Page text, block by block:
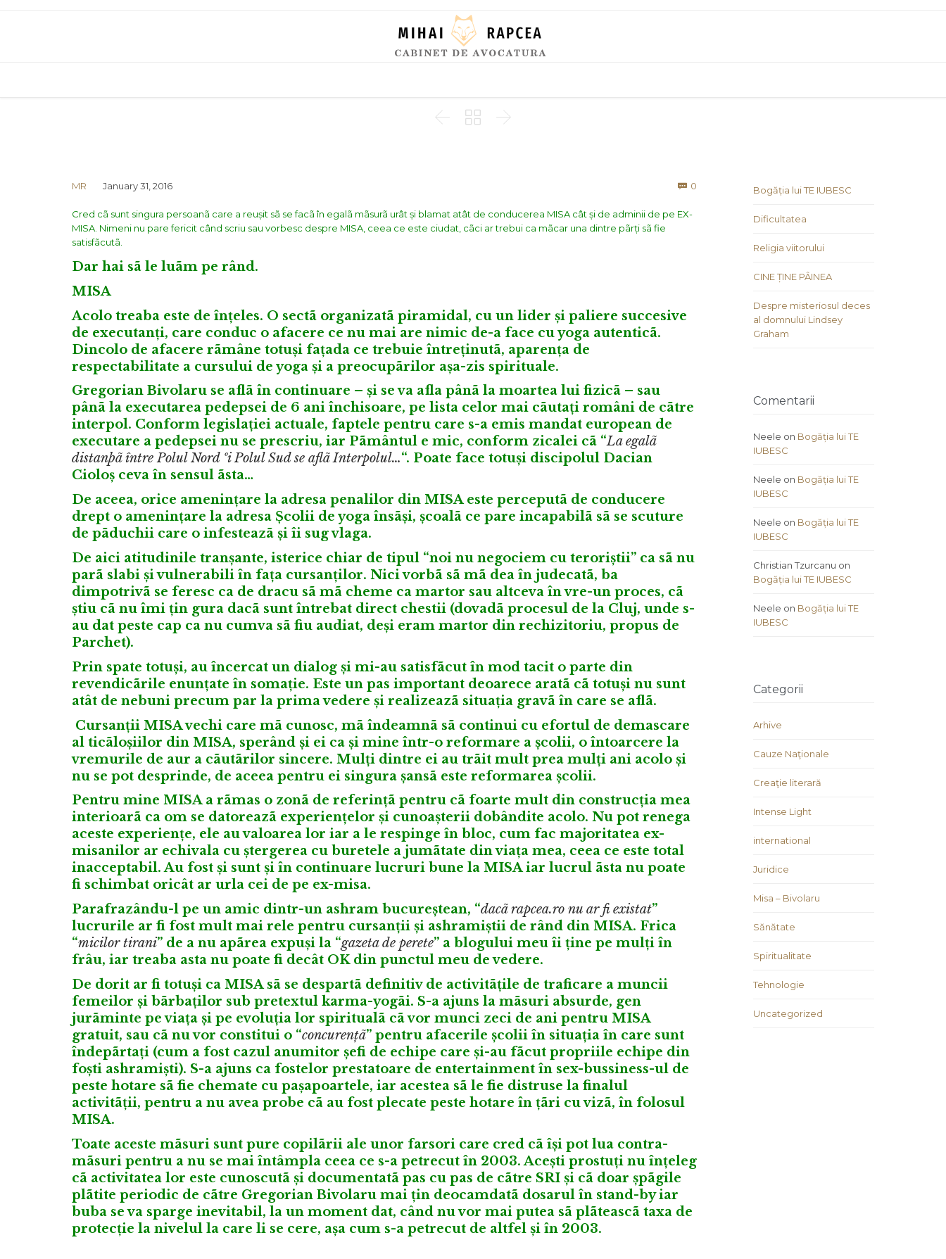
  
MR January 31, 2016  0
Cred cã sunt singura persoanã care a reușit sã se facã în egalã mãsurã urât și blamat atât de conducerea MISA cât și de adminii de pe EX-
MISA. Nimeni nu pare fericit când scriu sau vorbesc despre MISA, ceea ce este ciudat, cãci ar trebui ca mãcar una dintre pãrți sã fie
satisfãcutã.
Dar hai sã le luãm pe rând.
MISA
Acolo treaba este de înțeles. O sectã organizatã piramidal, cu un lider și paliere succesive
de executanți, care conduc o afacere ce nu mai are nimic de-a face cu yoga autenticã.
Dincolo de afacere rãmâne totuși fațada ce trebuie întreținutã, aparența de
respectabilitate a cursului de yoga și a preocupãrilor așa-zis spirituale.
Gregorian Bivolaru se aflã în continuare – și se va afla pânã la moartea lui fizicã – sau
pânã la executarea pedepsei de 6 ani închisoare, pe lista celor mai cãutați români de cãtre
interpol. Conform legislației actuale, faptele pentru care s-a emis mandat european de
executare a pedepsei nu se prescriu, iar Pãmântul e mic, conform zicalei cã “La egalã
distanþã între Polul Nord ºi Polul Sud se aflã Interpolul…“. Poate face totuși discipolul Dacian
Cioloș ceva în sensul ãsta…
De aceea, orice amenințare la adresa penalilor din MISA este perceputã de conducere
drept o amenințare la adresa Școlii de yoga însãși, școalã ce pare incapabilã sã se scuture
de pãduchii care o infesteazã și îi sug vlaga.
De aici atitudinile tranșante, isterice chiar de tipul “noi nu negociem cu teroriștii” ca sã nu
parã slabi și vulnerabili în fața cursanților. Nici vorbã sã mã dea în judecatã, ba
dimpotrivã se feresc ca de dracu sã mã cheme ca martor sau altceva în vre-un proces, cã
știu cã nu îmi țin gura dacã sunt întrebat direct chestii (dovadã procesul de la Cluj, unde s-
au dat peste cap ca nu cumva sã fiu audiat, deși eram martor din rechizitoriu, propus de
Parchet).
Prin spate totuși, au încercat un dialog și mi-au satisfãcut în mod tacit o parte din
revendicãrile enunțate în somație. Este un pas important deoarece aratã cã totuși nu sunt
atât de nebuni precum par la prima vedere și realizeazã situația gravã în care se aflã.
Cursanții MISA vechi care mã cunosc, mã îndeamnã sã continui cu efortul de demascare
al ticãloșiilor din MISA, sperând și ei ca și mine într-o reformare a școlii, o întoarcere la
vremurile de aur a cãutãrilor sincere. Mulți dintre ei au trãit mult prea mulți ani acolo și
nu se pot desprinde, de aceea pentru ei singura șansã este reformarea școlii.
Pentru mine MISA a rãmas o zonã de referințã pentru cã foarte mult din construcția mea
interioarã ca om se datoreazã experiențelor și cunoașterii dobândite acolo. Nu pot renega
aceste experiențe, ele au valoarea lor iar a le respinge în bloc, cum fac majoritatea ex-
misanilor ar echivala cu ștergerea cu buretele a jumãtate din viața mea, ceea ce este total
inacceptabil. Au fost și sunt și în continuare lucruri bune la MISA iar lucrul ãsta nu poate
fi schimbat oricât ar urla cei de pe ex-misa.
Parafrazându-l pe un amic dintr-un ashram bucureștean, “dacã rapcea.ro nu ar fi existat”
lucrurile ar fi fost mult mai rele pentru cursanții și ashramiștii de rând din MISA. Frica
“micilor tirani” de a nu apãrea expuși la “gazeta de perete” a blogului meu îi ține pe mulți în
frâu, iar treaba asta nu poate fi decât OK din punctul meu de vedere.
De dorit ar fi totuși ca MISA sã se despartã definitiv de activitãțile de traficare a muncii
femeilor și bãrbaților sub pretextul karma-yogãi. S-a ajuns la mãsuri absurde, gen
jurãminte pe viața și pe evoluția lor spiritualã cã vor munci zeci de ani pentru MISA
gratuit, sau cã nu vor constitui o “concurențã” pentru afacerile școlii în situația în care sunt
îndepãrtați (cum a fost cazul anumitor șefi de echipe care și-au fãcut propriile echipe din
foști ashramiști). S-a ajuns ca fostelor prestatoare de entertainment în sex-bussiness-ul de
peste hotare sã fie chemate cu pașapoartele, iar acestea sã le fie distruse la finalul
activitãții, pentru a nu avea probe cã au fost plecate peste hotare în țãri cu vizã, în folosul
MISA.
Toate aceste mãsuri sunt pure copilãrii ale unor farsori care cred cã își pot lua contra-
mãsuri pentru a nu se mai întâmpla ceea ce s-a petrecut în 2003. Acești prostuți nu înțeleg
cã activitatea lor este cunoscutã și documentatã pas cu pas de cãtre SRI și cã doar șpãgile
plãtite periodic de cãtre Gregorian Bivolaru mai țin deocamdatã dosarul în stand-by iar
buba se va sparge inevitabil, la un moment dat, când nu vor mai putea sã plãteascã taxa de
protecție la nivelul la care li se cere, așa cum s-a petrecut de altfel și în 2003.
Bogăția lui TE IUBESC
Dificultatea
Religia viitorului
CINE ȚINE PÂINEA
Despre misteriosul deces
al domnului Lindsey
Graham
Comentarii
Neele on Bogăția lui TE
IUBESC
Neele on Bogăția lui TE
IUBESC
Neele on Bogăția lui TE
IUBESC
Christian Tzurcanu on
Bogăția lui TE IUBESC
Neele on Bogăția lui TE
IUBESC
Categorii
Arhive
Cauze Naţionale
Creaţie literară
Intense Light
international
Juridice
Misa – Bivolaru
Sănătate
Spiritualitate
Tehnologie
Uncategorized